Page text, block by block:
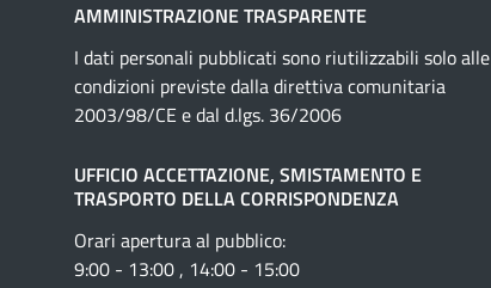
AMMINISTRAZIONE TRASPARENTE
I dati personali pubblicati sono riutilizzabili solo alle
condizioni previste dalla direttiva comunitaria
2003/98/CE e dal d.lgs. 36/2006
UFFICIO ACCETTAZIONE, SMISTAMENTO E
TRASPORTO DELLA CORRISPONDENZA
Orari apertura al pubblico:
9:00 - 13:00 , 14:00 - 15:00